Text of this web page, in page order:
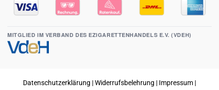
MITGLIED IM VERBAND DES EZIGARETTENHANDELS E.V. (VDEH)
Datenschutzerklärung |Widerrufsbelehrung | Impressum |